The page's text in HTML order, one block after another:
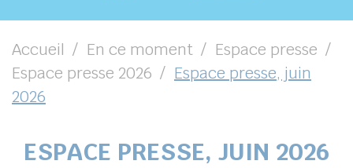
( VOS LOISIRS )
Accueil En ce moment
Espace presse
Espace presse 2026
Espace presse, juin
2026
ESPACE PRESSE, JUIN 2026